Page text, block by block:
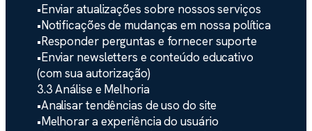
•Enviar atualizações sobre nossos serviços
•Notificações de mudanças em nossa política
•Responder perguntas e fornecer suporte
•Enviar newsletters e conteúdo educativo
(com sua autorização)
3.3 Análise e Melhoria
•Analisar tendências de uso do site
•Melhorar a experiência do usuário